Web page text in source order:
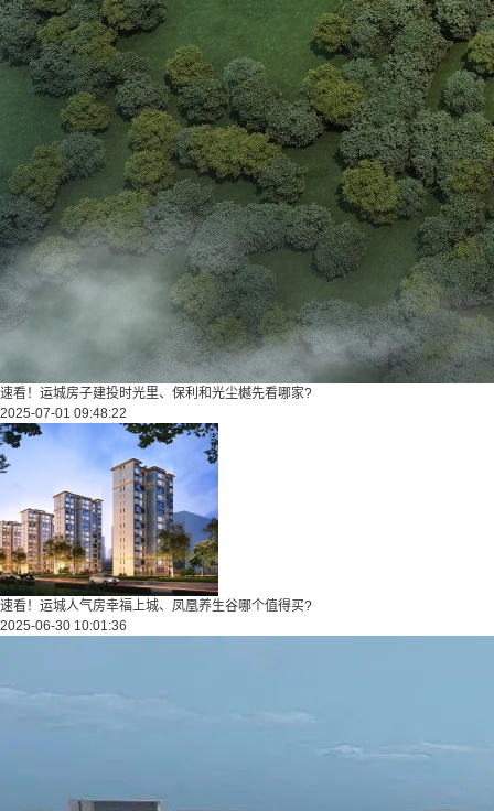
速看！运城房子建投时光里、保利和光尘樾先看哪家?
2025-07-01 09:48:22
速看！运城人气房幸福上城、凤凰养生谷哪个值得买?
2025-06-30 10:01:36